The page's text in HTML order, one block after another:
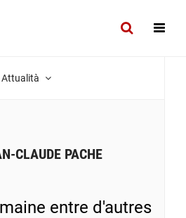
Attualità
CLAUDE PACHE
entre d'autres